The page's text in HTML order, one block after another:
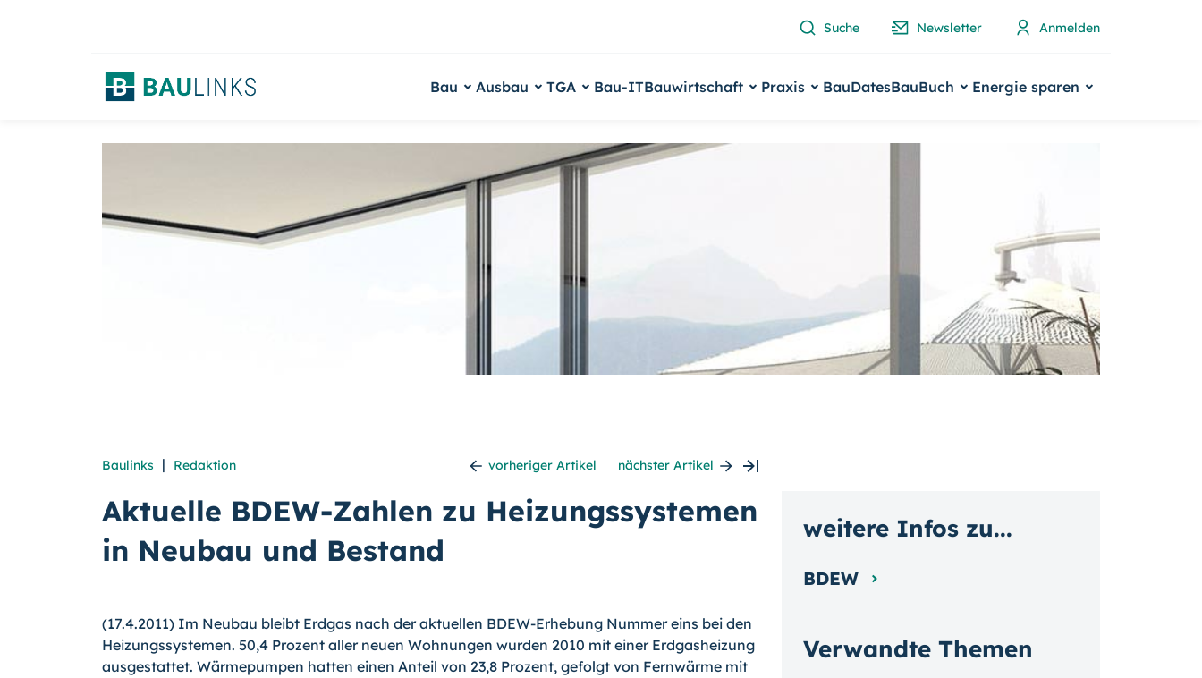
Suche Newsletter Anmelden
Bau Ausbau TGA Bau-ITBauwirtschaft Praxis BauDatesBauBuch Energie sparen
Baulinks | Redaktion vorheriger Artikel nächster Artikel
Aktuelle BDEW-Zahlen zu Heizungssystemen
in Neubau und Bestand
(17.4.2011) Im Neubau bleibt Erdgas nach der aktuellen BDEW-Erhebung Nummer eins bei den
Heizungssystemen. 50,4 Prozent aller neuen Wohnungen wurden 2010 mit einer Erdgasheizung
ausgestattet. Wärmepumpen hatten einen Anteil von 23,8 Prozent, gefolgt von Fernwärme mit
Verwandte Themen
weitere Infos zu...
BDEW